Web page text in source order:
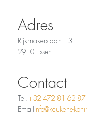
Adres
Rijkmakerslaan 13
2910 Essen
Contact
Tel. +32 472 81 62 87
Email info@keukens-